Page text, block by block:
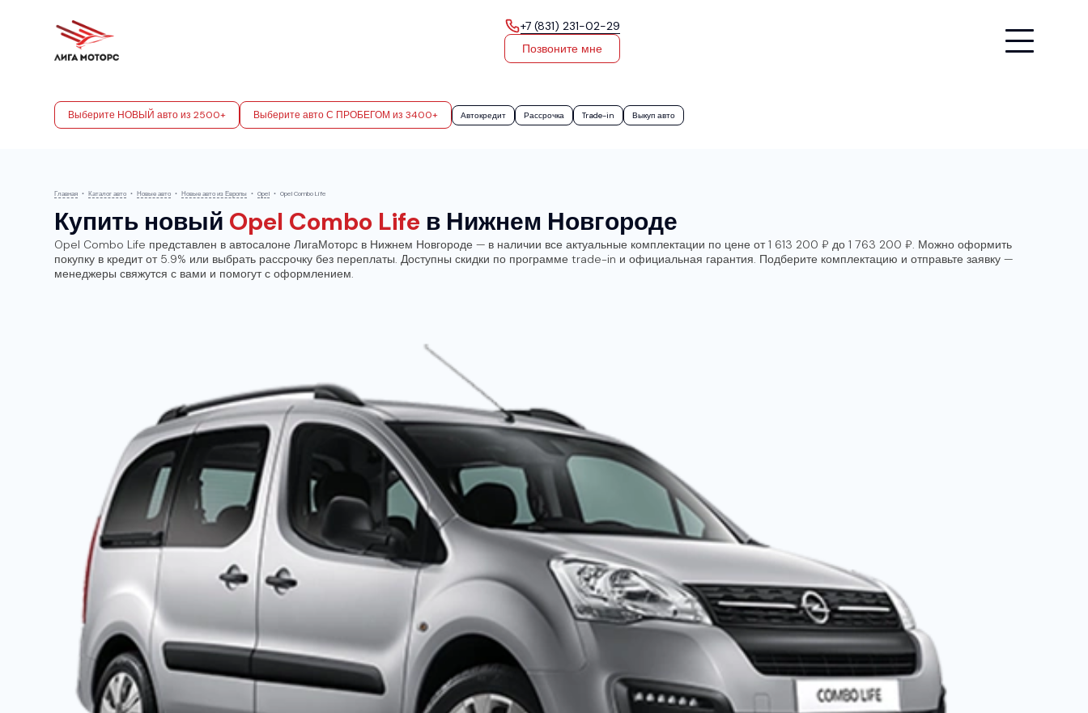
+7 (831) 231-02-29
Позвоните мне
Выберите НОВЫЙ авто из 2500+ Выберите авто С ПРОБЕГОМ из 3400+ Автокредит Рассрочка Trade-in Выкуп авто
Главная • Каталог авто • Новые авто • Новые авто из Европы • Opel • Opel Combo Life
Купить новый Opel Combo Life в Нижнем Новгороде
Opel Combo Life представлен в автосалоне ЛигаМоторс в Нижнем Новгороде — в наличии все актуальные комплектации по цене от 1 613 200 ₽ до 1 763 200 ₽. Можно оформить
покупку в кредит от 5.9% или выбрать рассрочку без переплаты. Доступны скидки по программе trade-in и официальная гарантия. Подберите комплектацию и отправьте заявку —
менеджеры свяжутся с вами и помогут с оформлением.